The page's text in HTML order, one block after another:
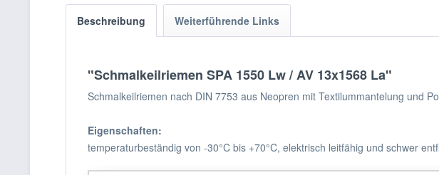
Beschreibung Weiterführende Links
"Schmalkeilriemen SPA 1550 Lw / AV 13x1568 La"
Schmalkeilriemen nach DIN 7753 aus Neopren mit Textilummantelung und
Eigenschaften:
temperaturbeständig von -30°C bis +70°C, elektrisch leitfähig und schwer